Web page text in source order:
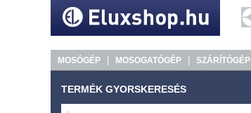
MOSÓGÉP MOSOGATÓGÉP SZÁRÍTÓGÉP
TERMÉK GYORSKERESÉS